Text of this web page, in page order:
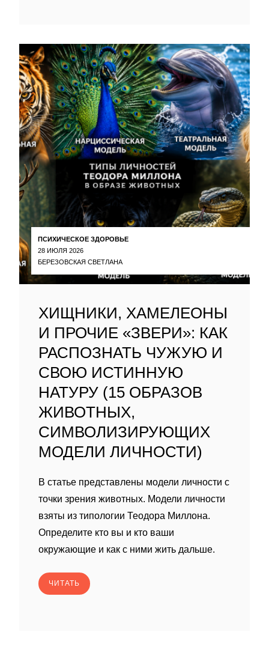
ПСИХИЧЕСКОЕ ЗДОРОВЬЕ
28 ИЮЛЯ 2026
БЕРЕЗОВСКАЯ СВЕТЛАНА
ХИЩНИКИ, ХАМЕЛЕОНЫ
И ПРОЧИЕ «ЗВЕРИ»: КАК
РАСПОЗНАТЬ ЧУЖУЮ И
СВОЮ ИСТИННУЮ
НАТУРУ (15 ОБРАЗОВ
ЖИВОТНЫХ,
СИМВОЛИЗИРУЮЩИХ
МОДЕЛИ ЛИЧНОСТИ)
В статье представлены модели личности с
точки зрения животных. Модели личности
взяты из типологии Теодора Миллона.
Определите кто вы и кто ваши
окружающие и как с ними жить дальше.
ЧИТАТЬ